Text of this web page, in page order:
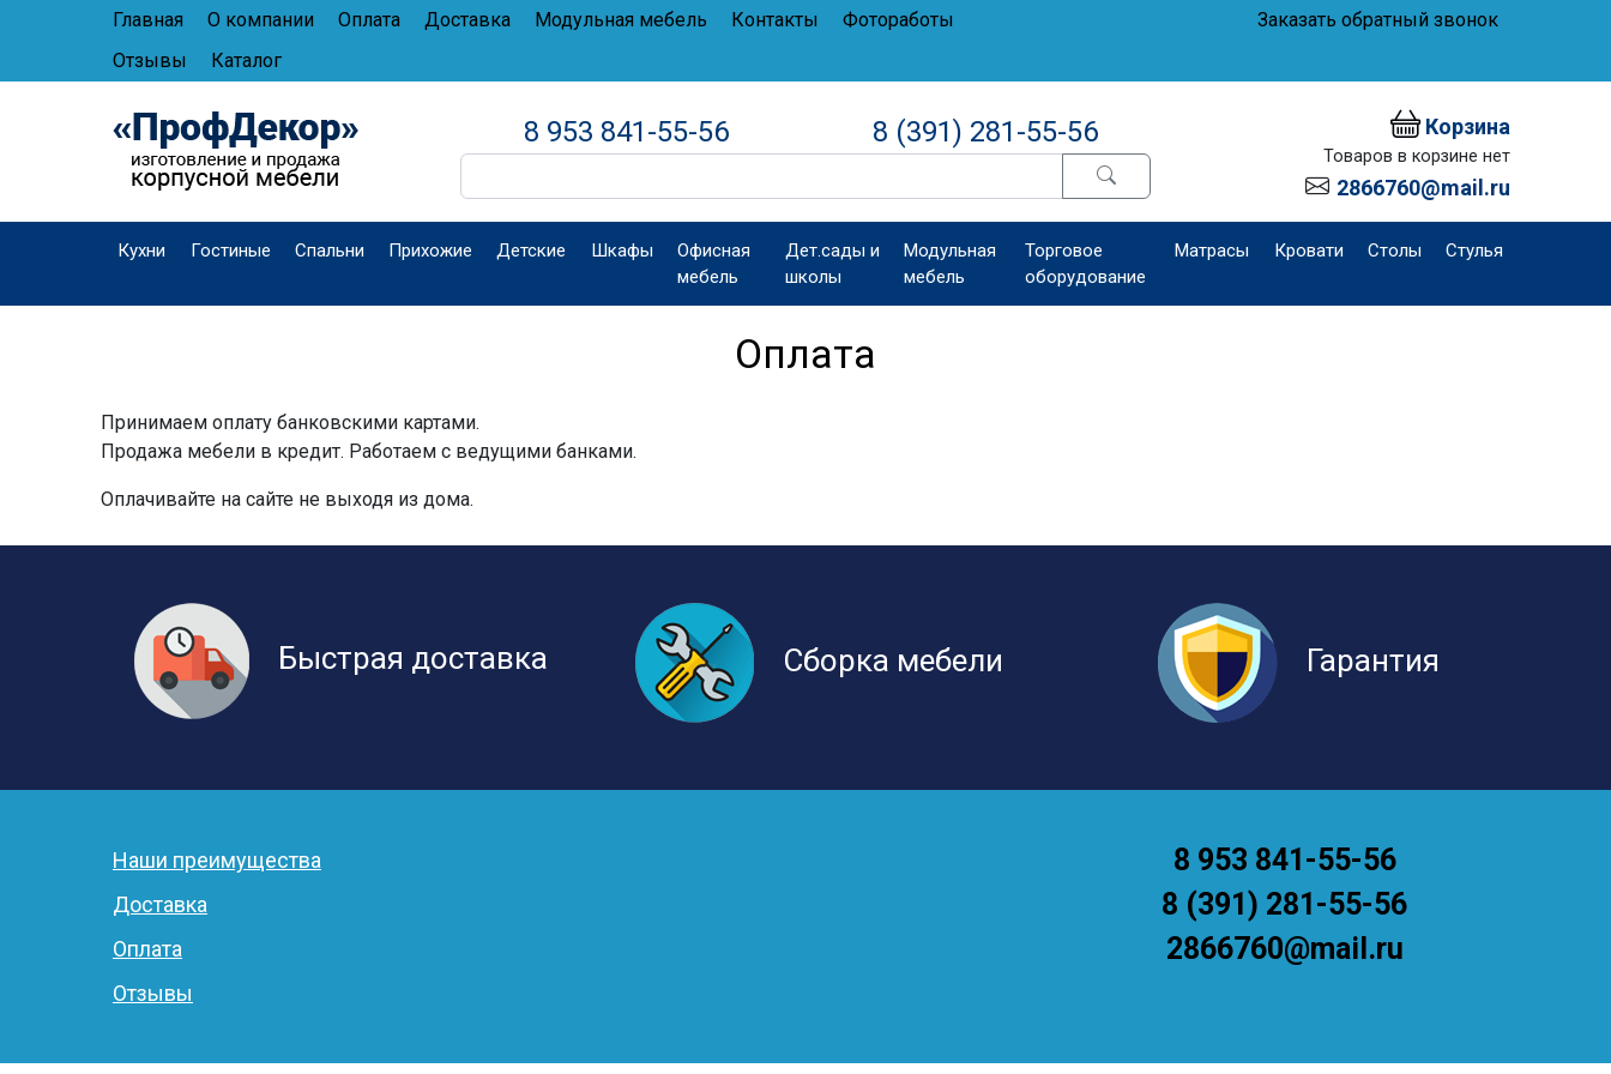
Главная О компании Оплата Доставка Модульная мебель Контакты
Фотоработы
Отзывы
Каталог
Заказать обратный звонок
8 953 841-55-56 8 (391) 281-55-56 Корзина
Товаров в корзине нет
2866760@mail.ru
Кухни Гостиные Спальни Прихожие Детские Шкафы
Офисная
мебель
Дет.сады и
школы
Модульная
мебель
Торговое
оборудование
Матрасы Кровати Столы Стулья
Оплата
Принимаем оплату банковскими картами.
Продажа мебели в кредит. Работаем с ведущими банками.
Оплачивайте на сайте не выходя из дома.
Быстрая доставка Сборка мебели Гарантия
Наши преимущества
Доставка
Оплата
Отзывы
8 953 841-55-56
8 (391) 281-55-56
2866760@mail.ru